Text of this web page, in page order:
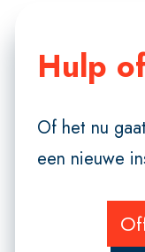
Hulp
Of het nu
een nieuwe